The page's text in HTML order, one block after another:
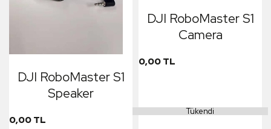
DJI RoboMaster S1
Speaker
0,00 TL
DJI RoboMaster S1
Camera
0,00 TL
Tükendi